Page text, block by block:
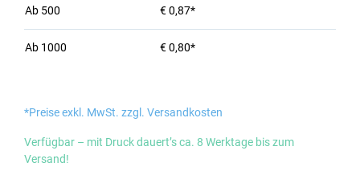
Ab 500 € 0,87*
Ab 1000 € 0,80*
*Preise exkl. MwSt. zzgl. Versandkosten
Verfügbar – mit Druck dauert’s ca. 8 Werktage bis zum
Versand!